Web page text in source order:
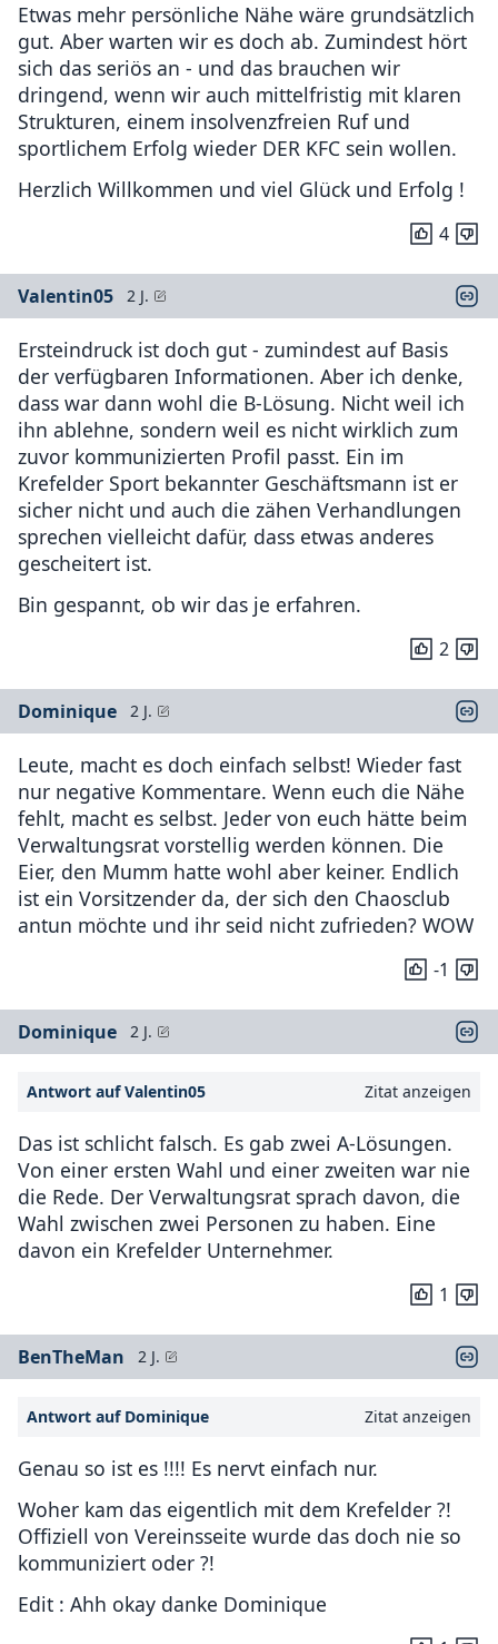
Etwas mehr persönliche Nähe wäre grundsätzlich
gut. Aber warten wir es doch ab. Zumindest hört
sich das seriös an - und das brauchen wir
dringend, wenn wir auch mittelfristig mit klaren
Strukturen, einem insolvenzfreien Ruf und
sportlichem Erfolg wieder DER KFC sein wollen.
Herzlich Willkommen und viel Glück und Erfolg !
4
Valentin05 2 J.
Ersteindruck ist doch gut - zumindest auf Basis
der verfügbaren Informationen. Aber ich denke,
dass war dann wohl die B-Lösung. Nicht weil ich
ihn ablehne, sondern weil es nicht wirklich zum
zuvor kommunizierten Profil passt. Ein im
Krefelder Sport bekannter Geschäftsmann ist er
sicher nicht und auch die zähen Verhandlungen
sprechen vielleicht dafür, dass etwas anderes
gescheitert ist.
Bin gespannt, ob wir das je erfahren.
2
Dominique 2 J.
Leute, macht es doch einfach selbst! Wieder fast
nur negative Kommentare. Wenn euch die Nähe
fehlt, macht es selbst. Jeder von euch hätte beim
Verwaltungsrat vorstellig werden können. Die
Eier, den Mumm hatte wohl aber keiner. Endlich
ist ein Vorsitzender da, der sich den Chaosclub
antun möchte und ihr seid nicht zufrieden? WOW
-1
Dominique 2 J.
Antwort auf Valentin05 Zitat anzeigen
Das ist schlicht falsch. Es gab zwei A-Lösungen.
Von einer ersten Wahl und einer zweiten war nie
die Rede. Der Verwaltungsrat sprach davon, die
Wahl zwischen zwei Personen zu haben. Eine
davon ein Krefelder Unternehmer.
1
BenTheMan 2 J.
Antwort auf Dominique Zitat anzeigen
Genau so ist es !!!! Es nervt einfach nur.
Woher kam das eigentlich mit dem Krefelder ?!
Offiziell von Vereinsseite wurde das doch nie so
kommuniziert oder ?!
Edit : Ahh okay danke Dominique